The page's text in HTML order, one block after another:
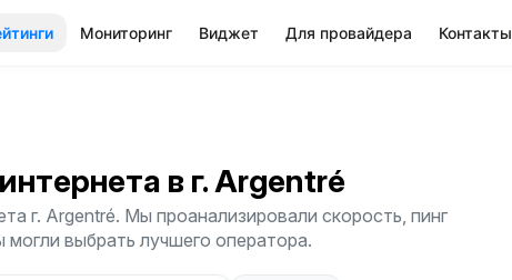
Мониторинг Виджет Для провайдера Контакты
в г. Argentré
г. Argentré. Мы проанализировали скорость, пинг
выбрать лучшего оператора.